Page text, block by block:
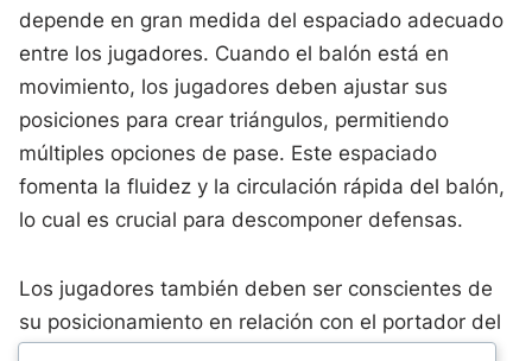
depende en gran medida del espaciado adecuado
entre los jugadores. Cuando el balón está en
movimiento, los jugadores deben ajustar sus
posiciones para crear triángulos, permitiendo
múltiples opciones de pase. Este espaciado
fomenta la fluidez y la circulación rápida del balón,
lo cual es crucial para descomponer defensas.
Los jugadores también deben ser conscientes de
su posicionamiento en relación con el portador del